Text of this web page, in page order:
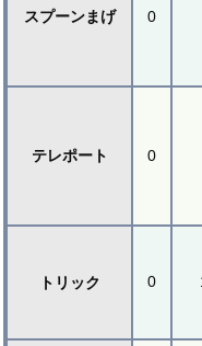
スプーンまげ 0
テレポート 0
トリック 0